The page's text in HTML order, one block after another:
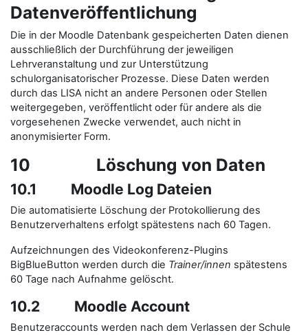
Datenveröffentlichung
Die in der Moodle Datenbank gespeicherten Daten dienen
ausschließlich der Durchführung der jeweiligen
Lehrveranstaltung und zur Unterstützung
schulorganisatorischer Prozesse. Diese Daten werden
durch das LISA nicht an andere Personen oder Stellen
weitergegeben, veröffentlicht oder für andere als die
vorgesehenen Zwecke verwendet, auch nicht in
anonymisierter Form.
10 Löschung von Daten
10.1 Moodle Log Dateien
Die automatisierte Löschung der Protokollierung des
Benutzerverhaltens erfolgt spätestens nach 60 Tagen.
Aufzeichnungen des Videokonferenz-Plugins
BigBlueButton werden durch die Trainer/innen spätestens
60 Tage nach Aufnahme gelöscht.
10.2 Moodle Account
Benutzeraccounts werden nach dem Verlassen der Schule